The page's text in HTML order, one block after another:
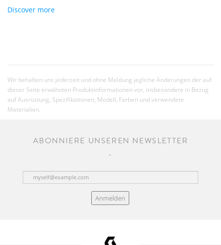
Discover more
Wir behalten uns jederzeit und ohne Meldung jegliche Änderungen der auf
dieser Seite erwähnten Produktinformationen vor, insbesondere in Bezug
auf Ausrüstung, Spezifikationen, Modell, Farben und verwendete
Materialien.
ABONNIERE UNSEREN NEWSLETTER
Anmelden